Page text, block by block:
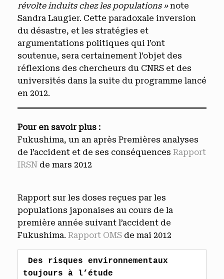
révolte induits chez les populations »note
Sandra Laugier. Cette paradoxale inversion
du désastre, et les stratégies et
argumentations politiques qui l’ont
soutenue, sera certainement l’objet des
réflexions des chercheurs du CNRS et des
universités dans la suite du programme lancé
en 2012.
Pour en savoir plus :
Fukushima, un an après Premières analyses
de l’accident et de ses conséquences Rapport
IRSN de mars 2012
Rapport sur les doses reçues par les
populations japonaises au cours de la
première année suivant l’accident de
Fukushima. Rapport OMS de mai 2012
Des risques environnementaux
toujours à l’étude